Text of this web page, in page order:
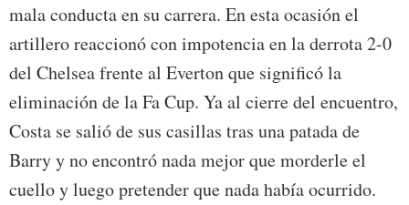
mala conducta en su carrera. En esta ocasión el
artillero reaccionó con impotencia en la derrota 2-0
del Chelsea frente al Everton que significó la
eliminación de la Fa Cup. Ya al cierre del encuentro,
Costa se salió de sus casillas tras una patada de
Barry y no encontró nada mejor que morderle el
cuello y luego pretender que nada había ocurrido.